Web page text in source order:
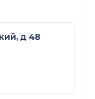
д 48